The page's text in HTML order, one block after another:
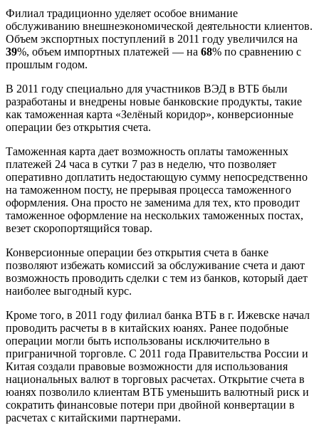
Филиал традиционно уделяет особое внимание
обслуживанию внешнеэкономической деятельности клиентов.
Объем экспортных поступлений в 2011 году увеличился на
39%, объем импортных платежей — на 68% по сравнению с
прошлым годом.
В 2011 году специально для участников ВЭД в ВТБ были
разработаны и внедрены новые банковские продукты, такие
как таможенная карта «Зелёный коридор», конверсионные
операции без открытия счета.
Таможенная карта дает возможность оплаты таможенных
платежей 24 часа в сутки 7 раз в неделю, что позволяет
оперативно доплатить недостающую сумму непосредственно
на таможенном посту, не прерывая процесса таможенного
оформления. Она просто не заменима для тех, кто проводит
таможенное оформление на нескольких таможенных постах,
везет скоропортящийся товар.
Конверсионные операции без открытия счета в банке
позволяют избежать комиссий за обслуживание счета и дают
возможность проводить сделки с тем из банков, который дает
наиболее выгодный курс.
Кроме того, в 2011 году филиал банка ВТБ в г. Ижевске начал
проводить расчеты в в китайских юанях. Ранее подобные
операции могли быть использованы исключительно в
приграничной торговле. С 2011 года Правительства России и
Китая создали правовые возможности для использования
национальных валют в торговых расчетах. Открытие счета в
юанях позволило клиентам ВТБ уменьшить валютный риск и
сократить финансовые потери при двойной конвертации в
расчетах с китайскими партнерами.